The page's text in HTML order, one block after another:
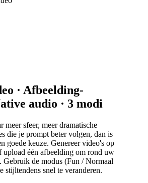
· Afbeelding-
audio · 3 modi
meer sfeer, meer dramatische
die je prompt beter volgen, dan is
goede keuze. Genereer video's op
upload één afbeelding om rond uw
Gebruik de modus (Fun / Normaal
stijltendens snel te veranderen.